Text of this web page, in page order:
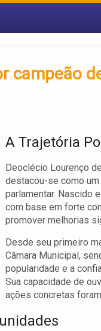
campeão
A Trajetória
Deoclécio Lourenço
destacou-se como
parlamentar. Nascido
com base em forte
promover melhorias
Desde seu primeiro
Câmara Municipal,
popularidade e a
Sua capacidade de
ações concretas